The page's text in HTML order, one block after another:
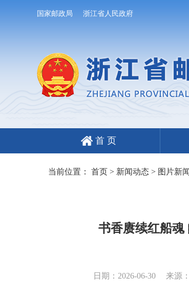
国家邮政局 浙江省人民政府
首 页
当前位置： 首页> 新闻动态> 图片新闻
书香赓续红船魂
日期：2026-06-30 来源：